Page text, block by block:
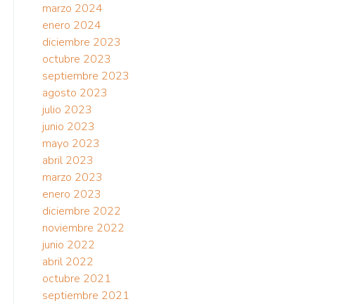
marzo 2024
enero 2024
diciembre 2023
octubre 2023
septiembre 2023
agosto 2023
julio 2023
junio 2023
mayo 2023
abril 2023
marzo 2023
enero 2023
diciembre 2022
noviembre 2022
junio 2022
abril 2022
octubre 2021
septiembre 2021